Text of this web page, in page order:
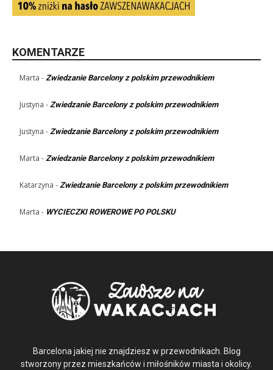
KOMENTARZE
Marta - Zwiedzanie Barcelony z polskim przewodnikiem
Justyna - Zwiedzanie Barcelony z polskim przewodnikiem
Justyna - Zwiedzanie Barcelony z polskim przewodnikiem
Marta - Zwiedzanie Barcelony z polskim przewodnikiem
Katarzyna - Zwiedzanie Barcelony z polskim przewodnikiem
Marta - WYCIECZKI ROWEROWE PO POLSKU
Barcelona jakiej nie znajdziesz w przewodnikach. Blog
stworzony przez mieszkańców i miłośników miasta i okolicy.